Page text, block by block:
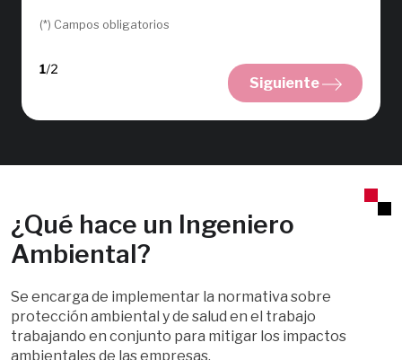
(*) Campos obligatorios
Siguiente
¿Qué hace un Ingeniero
Ambiental?
Se encarga de implementar la normativa sobre
protección ambiental y de salud en el trabajo
trabajando en conjunto para mitigar los impactos
ambientales de las empresas.